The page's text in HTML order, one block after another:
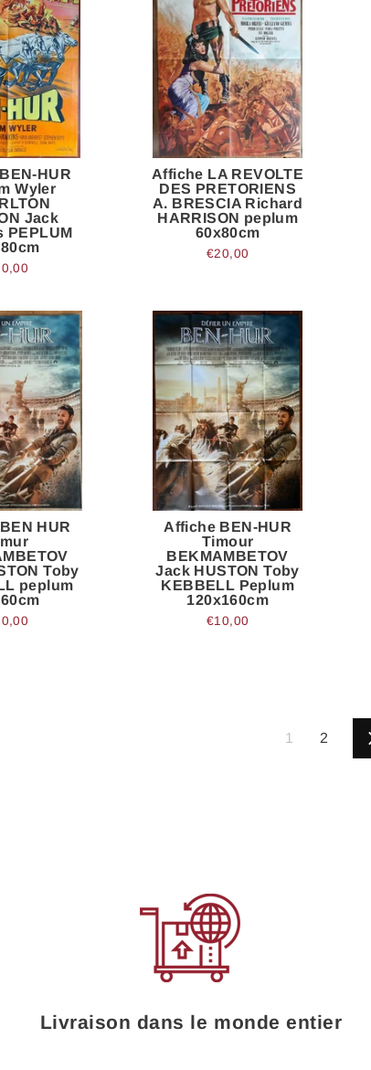
HUR
Wyler
Jack
PEPLUM
Affiche LA REVOLTE
DES PRETORIENS
A. BRESCIA Richard
HARRISON peplum
60x80cm
€20,00
HUR
Toby
peplum
Affiche BEN-HUR
Timour
BEKMAMBETOV
Jack HUSTON Toby
KEBBELL Peplum
120x160cm
€10,00
1 2
Livraison dans le monde entier